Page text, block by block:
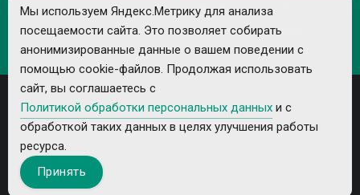
Правила использования материалов сайта
Политика обработки персональных данных
Все рекламируемые товары и услуги имеют необходимые лицензии и
Мы используем Яндекс.Метрику для анализа
посещаемости сайта. Это позволяет собирать
анонимизированные данные о вашем поведении с
помощью cookie-файлов. Продолжая использовать
сайт, вы соглашаетесь с
Политикой обработки персональных данных и с
обработкой таких данных в целях улучшения работы
ресурса.
Принять